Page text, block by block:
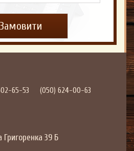
65-53
(050) 624-00-63
Григоренка 39 Б